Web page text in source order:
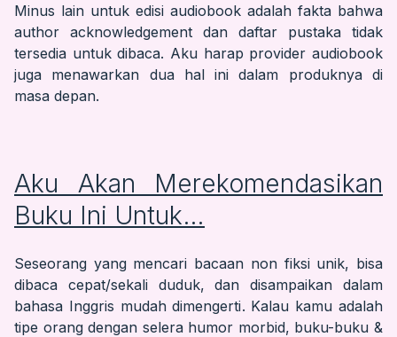
Minus lain untuk edisi audiobook adalah fakta bahwa
author acknowledgement dan daftar pustaka tidak
tersedia untuk dibaca. Aku harap provider audiobook
juga menawarkan dua hal ini dalam produknya di
masa depan.
Aku Akan Merekomendasikan
Buku Ini Untuk…
Seseorang yang mencari bacaan non fiksi unik, bisa
dibaca cepat/sekali duduk, dan disampaikan dalam
bahasa Inggris mudah dimengerti. Kalau kamu adalah
tipe orang dengan selera humor morbid, buku-buku &